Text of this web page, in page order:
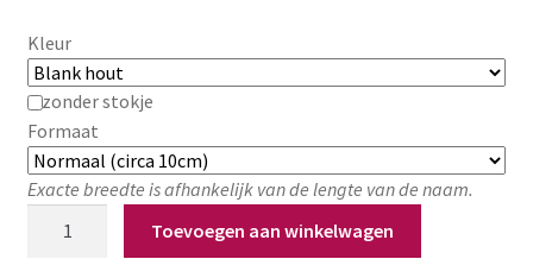
Contact
Zoeken
naar:
Zoeken
Kleur
zonder stokje
Formaat
Exacte breedte is afhankelijk van de lengte van de naam.
Toevoegen aan winkelwagen